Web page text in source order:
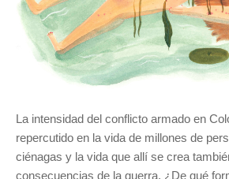
La intensidad del conflicto armado en
repercutido en la vida de millones de
ciénagas y la vida que allí se crea
consecuencias de la guerra. ¿De qué